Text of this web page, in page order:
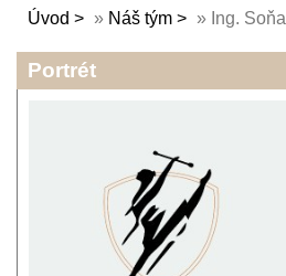
Úvod » Náš tým » Ing.
Portrét